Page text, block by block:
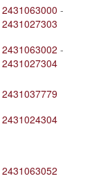
2431063000 -
2431027303
2431063002 -
2431027304
2431037779
2431024304
2431063052